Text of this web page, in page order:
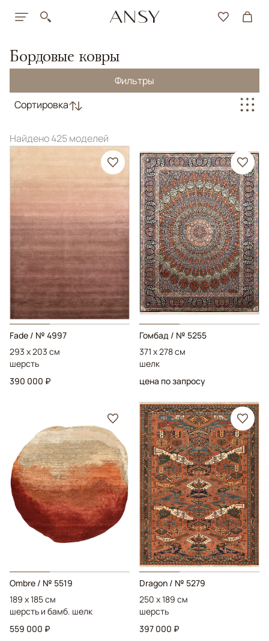
Бордовые ковры
Фильтры
Сортировка
Найдено 425 моделей
Fade / № 4997
293 x 203 см
шерсть
390 000 ₽
Гомбад / № 5255
371 x 278 см
шелк
цена по запросу
Ombre / № 5519
189 x 185 см
шерсть и бамб. шелк
559 000 ₽
Dragon / № 5279
250 x 189 см
шерсть
397 000 ₽